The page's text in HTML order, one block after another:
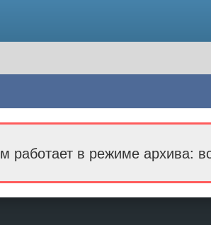
в режиме архива: